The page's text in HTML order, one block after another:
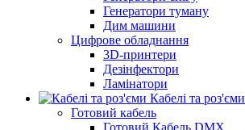
Генератори туману
Дим машини
Цифрове обладнання
3D-принтери
Дезінфектори
Ламінатори
Кабелі та роз'єми
Готовий кабель
Готовий Кабель DMX